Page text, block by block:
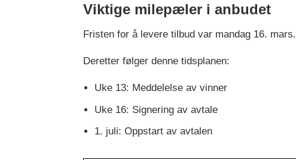
Viktige milepæler i anbudet
Fristen for å levere tilbud var mandag 16. mars.
Deretter følger denne tidsplanen:
Uke 13: Meddelelse av vinner
Uke 16: Signering av avtale
1. juli: Oppstart av avtalen